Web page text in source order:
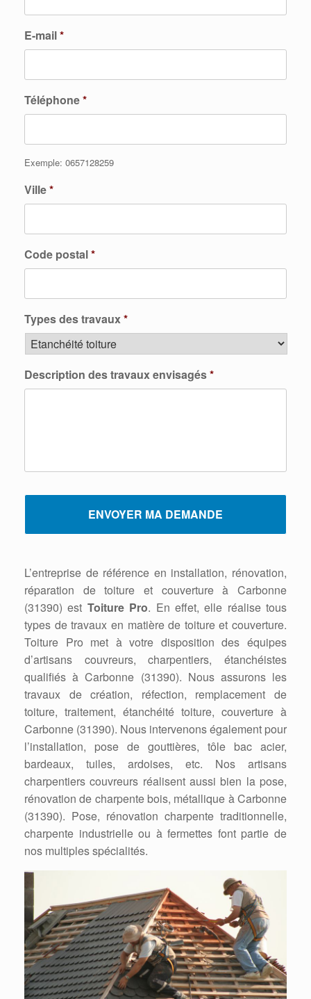
E-mail*
Téléphone*
Exemple: 0657128259
Ville*
Code postal*
Types des travaux*
Description des travaux envisagés*
L’entreprise de référence en installation, rénovation,
réparation de toiture et couverture à Carbonne
(31390) est Toiture Pro. En effet, elle réalise tous
types de travaux en matière de toiture et couverture.
Toiture Pro met à votre disposition des équipes
d’artisans couvreurs, charpentiers, étanchéistes
qualifiés à Carbonne (31390). Nous assurons les
travaux de création, réfection, remplacement de
toiture, traitement, étanchéité toiture, couverture à
Carbonne (31390). Nous intervenons également pour
l’installation, pose de gouttières, tôle bac acier,
bardeaux, tuiles, ardoises, etc. Nos artisans
charpentiers couvreurs réalisent aussi bien la pose,
rénovation de charpente bois, métallique à Carbonne
(31390). Pose, rénovation charpente traditionnelle,
charpente industrielle ou à fermettes font partie de
nos multiples spécialités.